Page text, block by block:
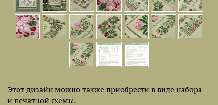
Этот дизайн можно также приобрести в виде набора
и печатной схемы.